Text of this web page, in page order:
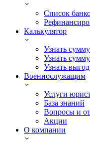
Список
Калькулятор
Узнать
Узнать
Узнать
Военнослужащим
Услуги
База знаний
Вопросы и
Акции
О компании